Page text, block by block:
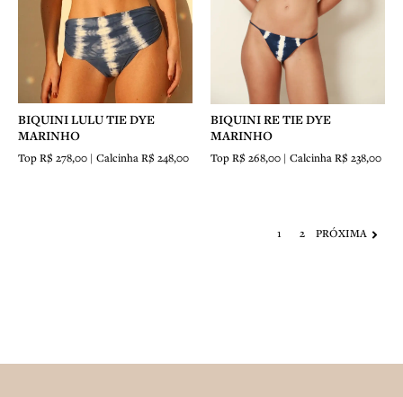
BIQUINI LULU TIE DYE
MARINHO
Top R$ 278,00 | Calcinha R$ 248,00
BIQUINI RE TIE DYE
MARINHO
Top R$ 268,00 | Calcinha R$ 238,00
1 2 PRÓXIMA